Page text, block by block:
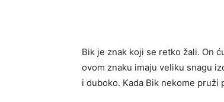
Bik je znak koji se retko žali. On
ovom znaku imaju veliku snagu
i duboko. Kada Bik nekome